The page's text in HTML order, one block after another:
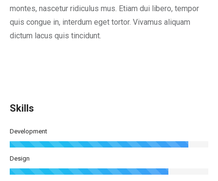
montes, nascetur ridiculus mus. Etiam dui libero, tempor
quis congue in, interdum eget tortor. Vivamus aliquam
dictum lacus quis tincidunt.
Skills
Development
Design